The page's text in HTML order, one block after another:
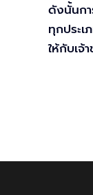
ดังนั้นกา
ทุกประ
ให้กับเจ้